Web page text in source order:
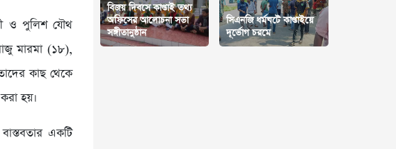
ও পুলিশ যৌথ
মারমা (১৮),
কাছ থেকে
হয়।
একটি
বিজয় দিবসে কাপ্তাই তথ্য
অফিসের আলোচনা সভা
সঙ্গীতানুষ্ঠান
সিএনজি ধর্মঘটে কাপ্তাইয়ে
দূর্ভোগ চরমে